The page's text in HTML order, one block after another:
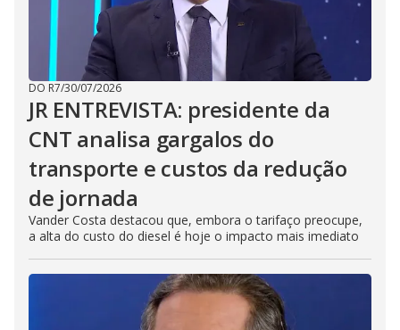
DO R7/30/07/2026
JR ENTREVISTA: presidente da
CNT analisa gargalos do
transporte e custos da redução
de jornada
Vander Costa destacou que, embora o tarifaço preocupe,
a alta do custo do diesel é hoje o impacto mais imediato